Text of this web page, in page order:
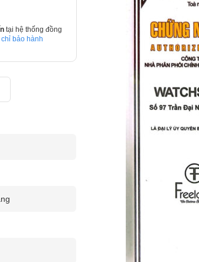
tại hệ thống đồng
bảo hành